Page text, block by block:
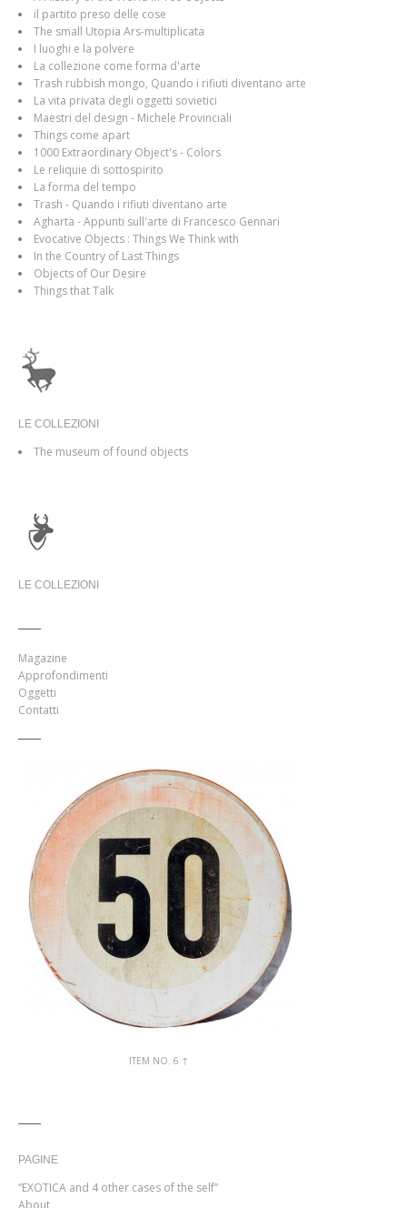
il partito preso delle cose
The small Utopia Ars-multiplicata
I luoghi e la polvere
La collezione come forma d'arte
Trash rubbish mongo, Quando i rifiuti diventano arte
La vita privata degli oggetti sovietici
Maestri del design - Michele Provinciali
Things come apart
1000 Extraordinary Object's - Colors
Le reliquie di sottospirito
La forma del tempo
Trash - Quando i rifiuti diventano arte
Agharta - Appunti sull'arte di Francesco Gennari
Evocative Objects : Things We Think with
In the Country of Last Things
Objects of Our Desire
Things that Talk
LE COLLEZIONI
The museum of found objects
LE COLLEZIONI
Magazine
Approfondimenti
Oggetti
Contatti
ITEM NO. 6 ↑
PAGINE
“EXOTICA and 4 other cases of the self”
About